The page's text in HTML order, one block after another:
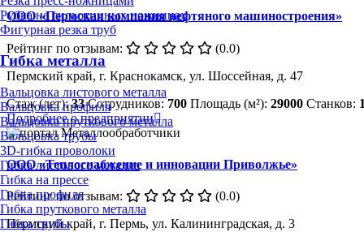
Рубка на гильотинных ножницах
Фигурная резка труб
Гибка металла
Вальцовка листового металла
Вальцовка профиля
Вальцовка пруткового металла
Вальцовка трубы
3D-гибка проволоки
Гибка листового металла
Гибка на прессе
Гибка профиля
Гибка пруткового металла
Гибка трубы
ООО «Пермская компания нефтяного машиностроения»
Рейтинг по отзывам:
(0.0)
Пермский край, г. Краснокамск, ул. Шоссейная, д. 47
Стаж (лет):33 Сотрудников: 700 Площадь (м²): 29000 Станков:
Подробнее о предприятии
ООО «Теплоснабжение и инновации Приволжье»
Рейтинг по отзывам:
(0.0)
Пермский край, г. Пермь, ул. Калининградская, д. 3